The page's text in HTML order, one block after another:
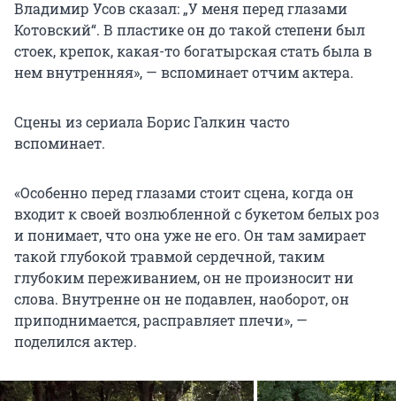
Владимир Усов сказал: „У меня перед глазами
Котовский“. В пластике он до такой степени был
стоек, крепок, какая-то богатырская стать была в
нем внутренняя», — вспоминает отчим актера.
Сцены из сериала Борис Галкин часто
вспоминает.
«Особенно перед глазами стоит сцена, когда он
входит к своей возлюбленной с букетом белых роз
и понимает, что она уже не его. Он там замирает
такой глубокой травмой сердечной, таким
глубоким переживанием, он не произносит ни
слова. Внутренне он не подавлен, наоборот, он
приподнимается, расправляет плечи», —
поделился актер.